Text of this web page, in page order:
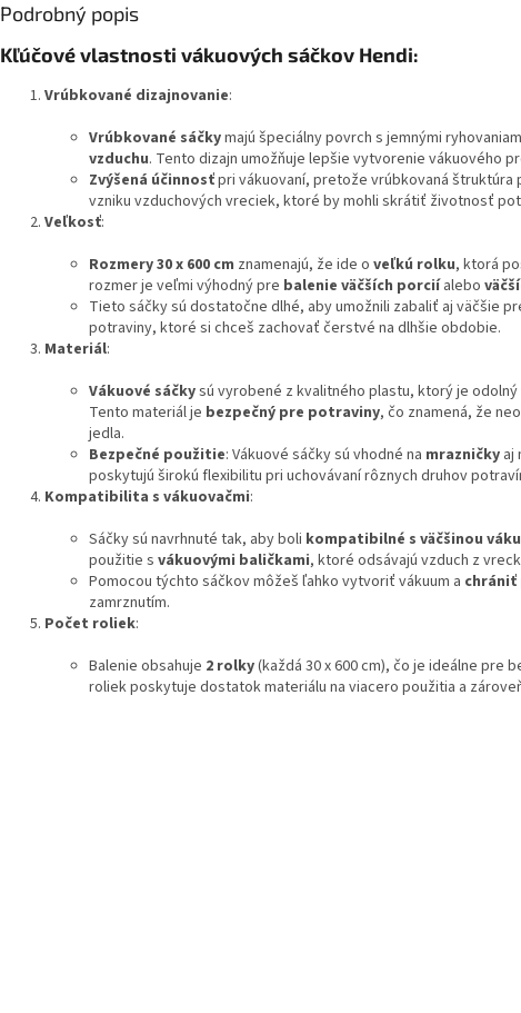
Podrobný popis
Kľúčové vlastnosti vákuových sáčkov Hendi:
Vrúbkované dizajnovanie:
Vrúbkované sáčkymajú špeciálny povrch s jemnými
vzduchu. Tento dizajn umožňuje lepšie vytvorenie vákuového
Zvýšená účinnosťpri vákuovaní, pretože vrúbkovaná
vzniku vzduchových vreciek, ktoré by mohli skrátiť životnosť
Veľkosť:
Rozmery 30 x 600 cm znamenajú, že ide o veľkú rolku, ktorá
rozmer je veľmi výhodný pre balenie väčších porciíalebo
Tieto sáčky sú dostatočne dlhé, aby umožnili zabaliť aj väčšie
potraviny, ktoré si chceš zachovať čerstvé na dlhšie obdobie.
Materiál:
Vákuové sáčkysú vyrobené z kvalitného plastu, ktorý je
Tento materiál je bezpečný pre potraviny, čo znamená, že
jedla.
Bezpečné použitie: Vákuové sáčky sú vhodné na mrazničky aj
poskytujú širokú flexibilitu pri uchovávaní rôznych druhov
Kompatibilita s vákuovačmi:
Sáčky sú navrhnuté tak, aby boli kompatibilné s väčšinou
použitie s vákuovými baličkami, ktoré odsávajú vzduch z
Pomocou týchto sáčkov môžeš ľahko vytvoriť vákuum a
zamrznutím.
Počet roliek:
Balenie obsahuje 2 rolky(každá 30 x 600 cm), čo je ideálne
roliek poskytuje dostatok materiálu na viacero použitia a